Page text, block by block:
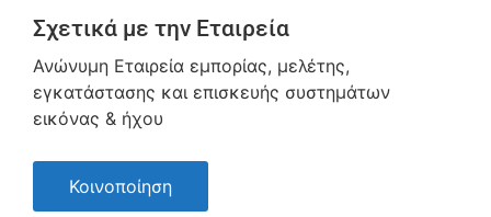
Σχετικά με την Εταιρεία
Ανώνυμη Εταιρεία εμπορίας, μελέτης,
εγκατάστασης και επισκευής συστημάτων
εικόνας & ήχου
Κοινοποίηση